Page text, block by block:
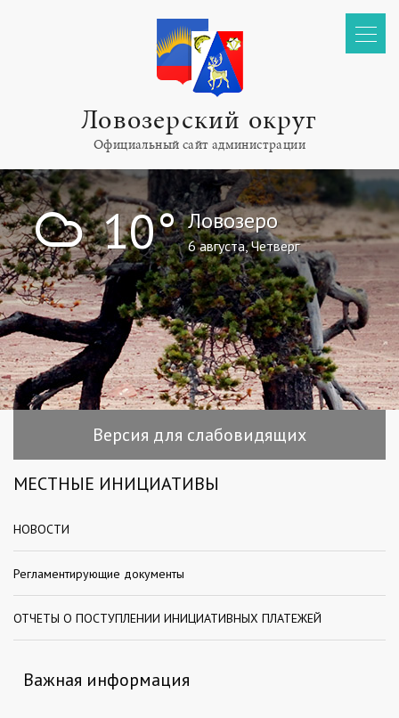
Ловозерский округ
Официальный сайт администрации
! 10° Ловозеро
6 августа, Четверг
Версия для слабовидящих
МЕСТНЫЕ ИНИЦИАТИВЫ
НОВОСТИ
Регламентирующие документы
ОТЧЕТЫ О ПОСТУПЛЕНИИ ИНИЦИАТИВНЫХ ПЛАТЕЖЕЙ
Важная информация